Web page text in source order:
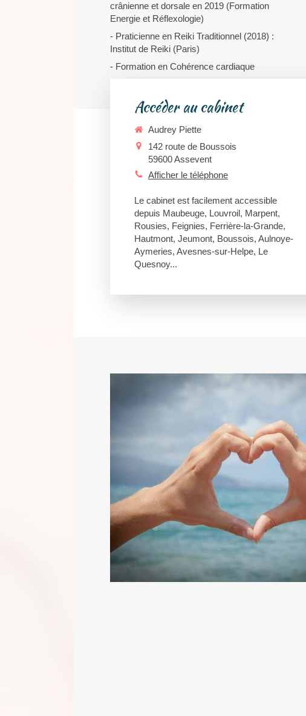
crânienne et dorsale en 2019 (Formation
Energie et Réflexologie)
- Praticienne en Reiki Traditionnel (2018) :
Institut de Reiki (Paris)
- Formation en Cohérence cardiaque
Accéder au cabinet
Audrey Piette
142 route de Boussois
59600Assevent
Afficher le téléphone
Le cabinet est facilement accessible
depuis Maubeuge, Louvroil, Marpent,
Rousies, Feignies, Ferrière-la-Grande,
Hautmont, Jeumont, Boussois, Aulnoye-
Aymeries, Avesnes-sur-Helpe, Le
Quesnoy...